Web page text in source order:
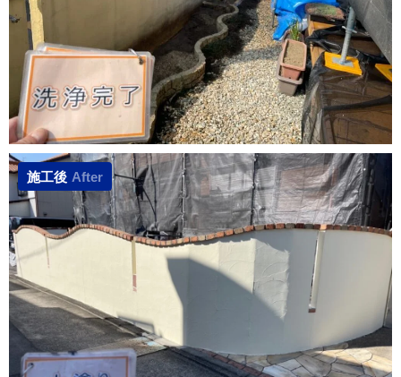
施工後 After